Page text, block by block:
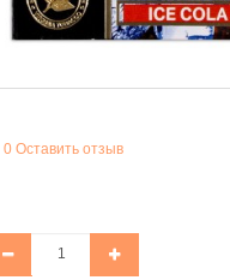
0 Оставить отзыв